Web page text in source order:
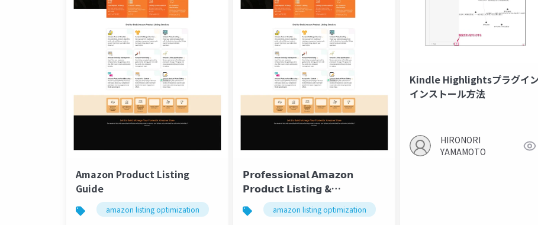
Amazon Product Listing
Guide
amazon listing optimization amazon store setup services amazon product listing services
𝗣𝗿𝗼𝗳𝗲𝘀𝘀𝗶𝗼𝗻𝗮𝗹 𝗔𝗺𝗮𝘇𝗼𝗻
𝗣𝗿𝗼𝗱𝘂𝗰𝘁 𝗟𝗶𝘀𝘁𝗶𝗻𝗴 &
𝗢𝗽𝘁𝗶𝗺𝗶𝘇𝗮𝘁𝗶𝗼𝗻 𝗦𝗲𝗿𝘃𝗶𝗰𝗲𝘀 |
𝗔𝗺𝗮𝘇𝗼𝗻𝗕𝗮𝗰𝗸𝗲𝗿
amazon listing optimization
Kindle Highlightsプラグイ
インストール方法
HIRONORI
YAMAMOTO